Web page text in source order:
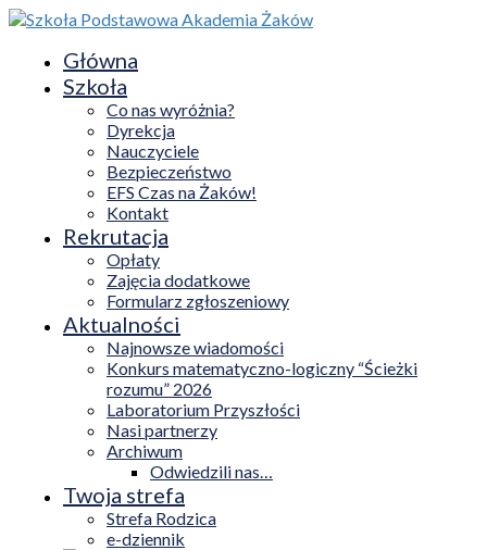
Główna
Szkoła
Co nas wyróżnia?
Dyrekcja
Nauczyciele
Bezpieczeństwo
EFS Czas na Żaków!
Kontakt
Rekrutacja
Opłaty
Zajęcia dodatkowe
Formularz zgłoszeniowy
Aktualności
Najnowsze wiadomości
Konkurs matematyczno-logiczny “Ścieżki
rozumu” 2026
Laboratorium Przyszłości
Nasi partnerzy
Archiwum
Odwiedzili nas…
Twoja strefa
Strefa Rodzica
e-dziennik